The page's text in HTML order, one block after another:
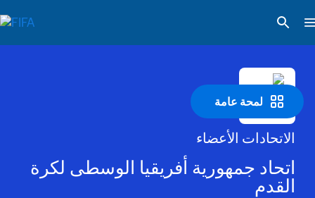
لمحة عامة
الاتحادات الأعضاء
القدم